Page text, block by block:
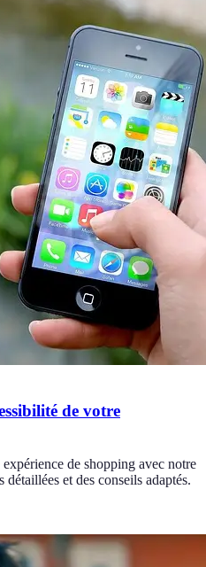
de votre
de shopping avec notre
et des conseils adaptés.